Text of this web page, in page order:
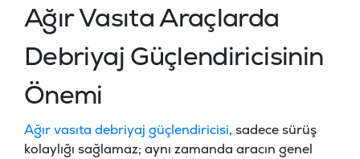
Ağır Vasıta Araçlarda
Debriyaj Güçlendiricisinin
Önemi
Ağır vasıta debriyaj güçlendiricisi, sadece sürüş
kolaylığı sağlamaz; aynı zamanda aracın genel